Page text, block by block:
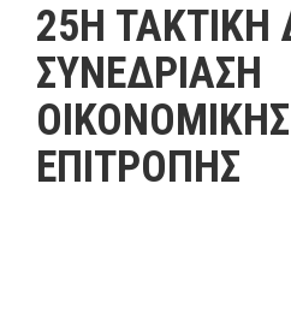
25Η
ΣΥΝΕΔΡΙΑΣΗ
ΟΙΚΟΝΟΜΙΚΗΣ
ΕΠΙΤΡΟΠΗΣ